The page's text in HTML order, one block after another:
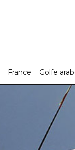
France Golfe